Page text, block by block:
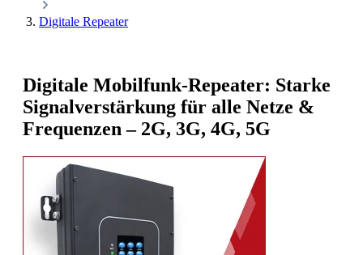
Digitale Repeater
Digitale Mobilfunk-Repeater: Starke
Signalverstärkung für alle Netze &
Frequenzen – 2G, 3G, 4G, 5G